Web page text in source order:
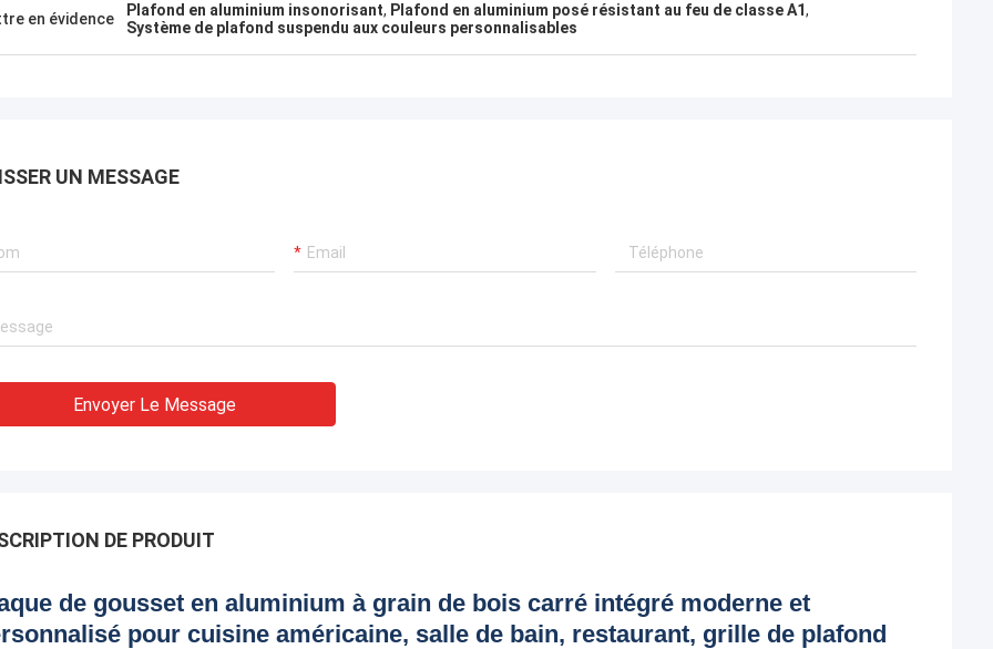
en évidence Plafond en aluminium insonorisant, Plafond en aluminium posé résistant au feu de classe A1,
Système de plafond suspendu aux couleurs personnalisables
UN MESSAGE
Envoyer Le Message
DE PRODUIT
de gousset en aluminium à grain de bois carré intégré moderne et
pour cuisine américaine, salle de bain, restaurant, grille de plafond